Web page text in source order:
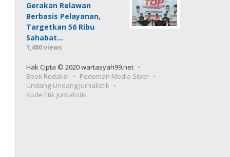
Gerakan Relawan
Berbasis Pelayanan,
Targetkan 56 Ribu
Sahabat…
1,480 views
Hak Cipta © 2020 wartasyah99.net
Book Redaksi
Pedoman Media Siber
Undang-Undang Jurnalistik
Kode Etik Jurnalistik